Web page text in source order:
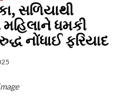
સળિયાથી
મહિલાને ધમકી
નોંધાઈ ફરિયાદ